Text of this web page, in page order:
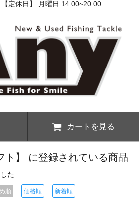
定休日】 月曜日 14:00~20:00
カートを見る
ト】 に登録されている商品
た
順 価格順 新着順